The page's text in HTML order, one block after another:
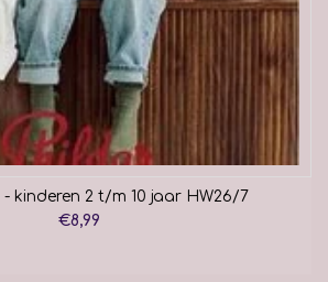
- kinderen 2 t/m 10 jaar HW26/7
€8,99